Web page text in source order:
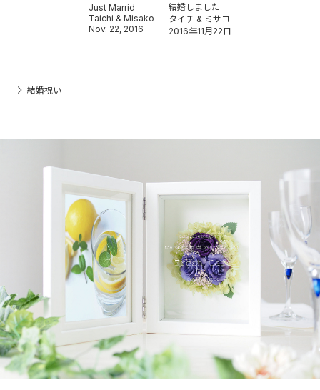
Just Marrid
Taichi & Misako
Nov. 22, 2016
結婚しました
タイチ & ミサコ
2016年11月22日
結婚祝い